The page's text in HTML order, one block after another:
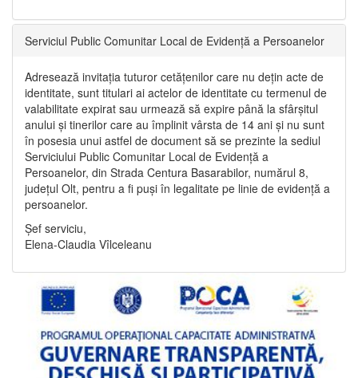
Serviciul Public Comunitar Local de Evidență a Persoanelor
Adresează invitația tuturor cetățenilor care nu dețin acte de
identitate, sunt titulari ai actelor de identitate cu termenul de
valabilitate expirat sau urmează să expire până la sfârșitul
anului și tinerilor care au împlinit vârsta de 14 ani și nu sunt
în posesia unui astfel de document să se prezinte la sediul
Serviciului Public Comunitar Local de Evidență a
Persoanelor, din Strada Centura Basarabilor, numărul 8,
județul Olt, pentru a fi puși în legalitate pe linie de evidență a
persoanelor.
Șef serviciu,
Elena-Claudia Vîlceleanu